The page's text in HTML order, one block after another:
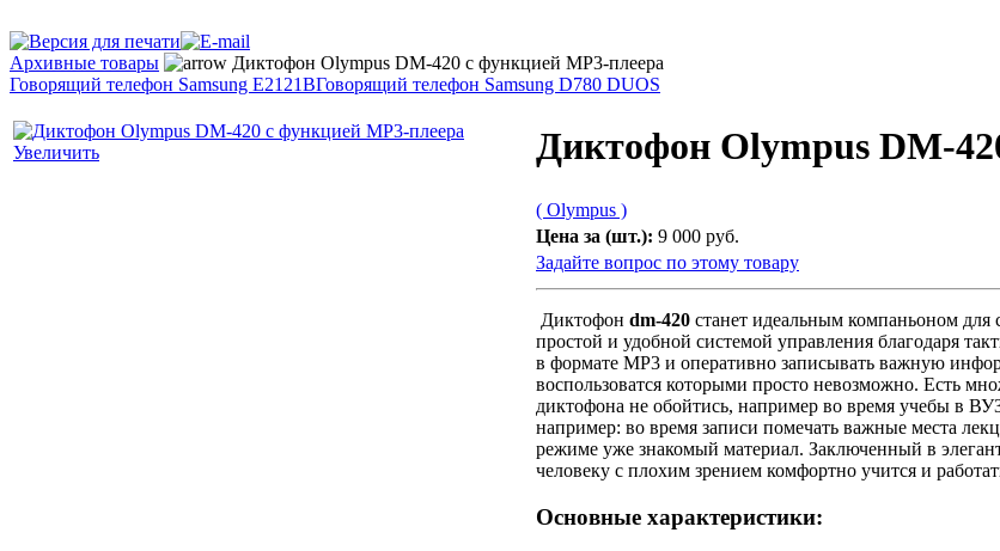
Архивные товары
Диктофон Olympus DM-420 с функцией MP3-плеера
Говорящий телефон Samsung E2121BГоворящий телефон Samsung D780 DUOS
Увеличить Диктофон Olympus DM-
( Olympus )
Цена за (шт.): 9 000 руб.
Задайте вопрос по этому товару
Диктофон dm-420 станет идеальным компаньоном для
простой и удобной системой управления благодаря
в формате MP3 и оперативно записывать важную
воспользоватся которыми просто невозможно. Есть
диктофона не обойтись, например во время учебы в
например: во время записи помечать важные места
режиме уже знакомый материал. Заключенный в
человеку с плохим зрением комфортно учится и
Основные характеристики: